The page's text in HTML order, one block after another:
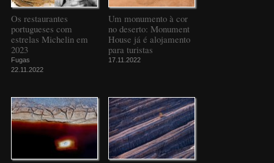
Os restaurantes
portugueses com
estrelas Michelin em
2023
Fugas
22.11.2022
Um monumento à cor
no deserto: Monument
House já é alojamento
para turistas
17.11.2022